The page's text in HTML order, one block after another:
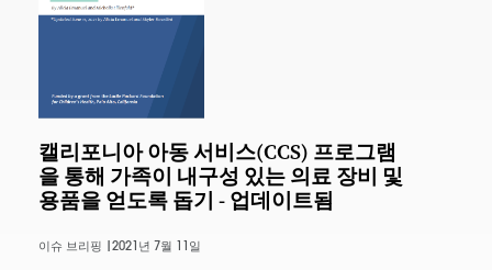
캘리포니아 아동 서비스(CCS) 프로그램
을 통해 가족이 내구성 있는 의료 장비 및
용품을 얻도록 돕기 - 업데이트됨
이슈 브리핑 | 2021년 7월 11일